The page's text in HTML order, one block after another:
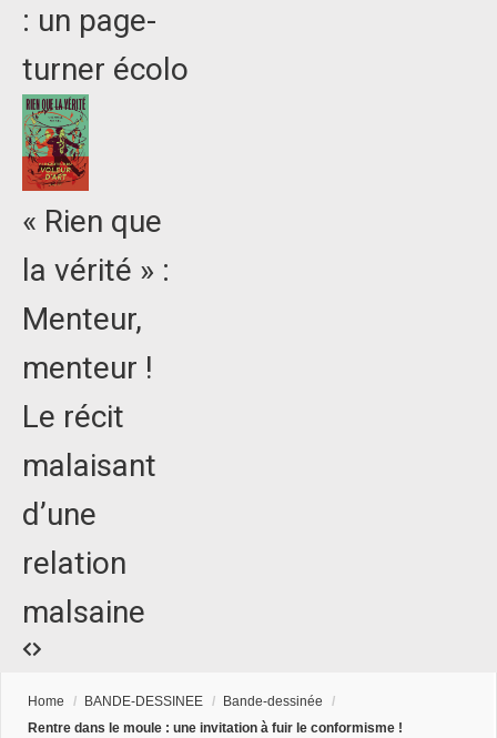
: un page-
turner écolo
« Rien que
la vérité » :
Menteur,
menteur !
Le récit
malaisant
d’une
relation
malsaine
Home / BANDE-DESSINEE / Bande-dessinée
/
Rentre dans le moule : une invitation à fuir le conformisme !